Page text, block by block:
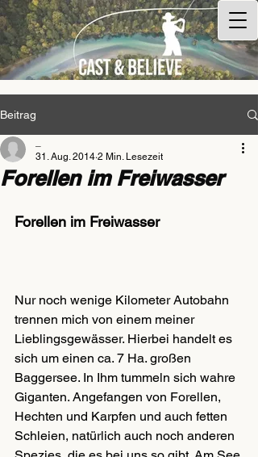
Beitrag
Forellen im Freiwasser
31. Aug. 2014 2 Min. Lesezeit
Forellen im Freiwasser
Nur noch wenige Kilometer Autobahn
trennen mich von einem meiner
Lieblingsgewässer. Hierbei handelt es
sich um einen ca. 7 Ha. großen
Baggersee. In Ihm tummeln sich wahre
Giganten. Angefangen von Forellen,
Hechten und Karpfen und auch fetten
Schleien, natürlich auch noch anderen